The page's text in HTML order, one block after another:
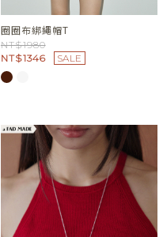
圈圈布綁繩帽T
NT$1980
NT$1346
SALE